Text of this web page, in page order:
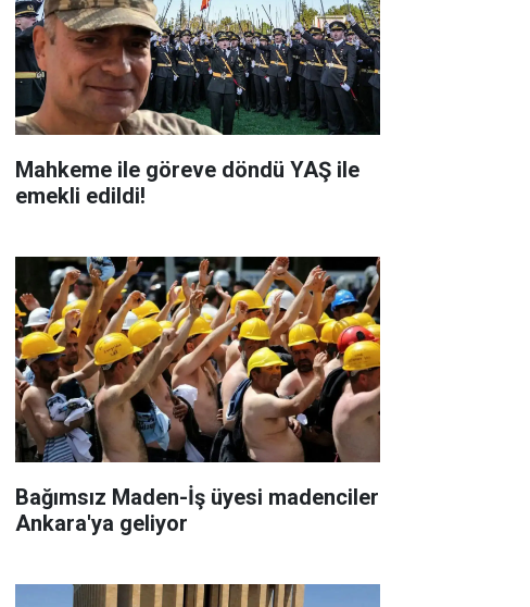
Mahkeme ile göreve döndü YAŞ ile
emekli edildi!
Bağımsız Maden-İş üyesi madenciler
Ankara'ya geliyor